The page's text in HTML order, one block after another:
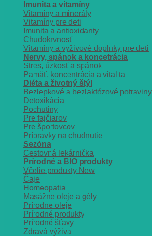
Imunita a vitamíny
Vitamíny a minerály
Vitamíny pre deti
Imunita a antioxidanty
Chudokrvnosť
Vitamíny a vyživové doplnky pre deti
Nervy, spánok a koncetrácia
Stres, úzkosť a spánok
Pamäť, koncentrácia a vitalita
Diéta a životný štýl
Bezlepkové a bezlaktózové potraviny
Detoxikácia
Pochutiny
Pre fajčiarov
Pre športovcov
Prípravky na chudnutie
Sezóna
Cestovná lekárnička
Prírodné a BIO produkty
Včelie produkty
Čaje
Homeopatia
Masážne oleje a gély
Prírodné oleje
Prírodné produkty
Prírodné šťavy
Zdravá výživa